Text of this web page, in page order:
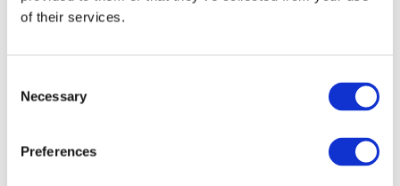
of their services.
Selection
Necessary
Preferences